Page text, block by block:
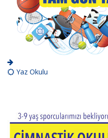
Yaz Okulu